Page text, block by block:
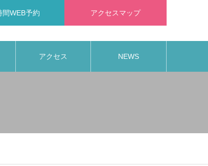
間WEB予約 アクセスマップ
アクセス NEWS